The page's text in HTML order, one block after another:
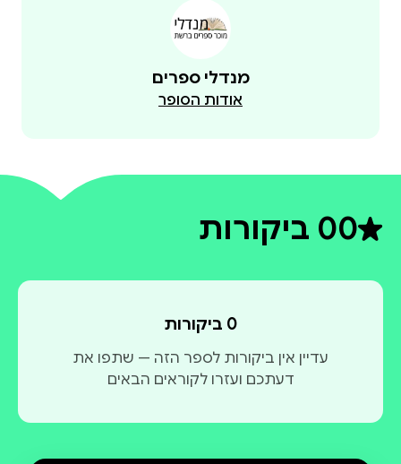
מנדלי ספרים
אודות הסופר
0דירוג ממוצע 0 מתוך 5
0 ביקורות
0 ביקורות
עדיין אין ביקורות לספר הזה — שתפו את
דעתכם ועזרו לקוראים הבאים